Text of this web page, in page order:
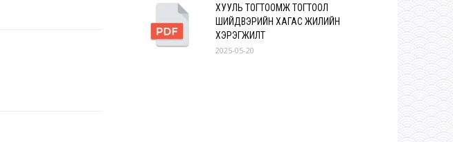
ХУУЛЬ ТОГТООМЖ ТОГТООЛ
ШИЙДВЭРИЙН ХАГАС ЖИЛИЙН
ХЭРЭГЖИЛТ
2025-05-20